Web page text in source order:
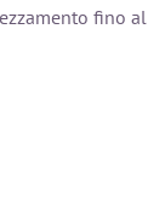
fino al